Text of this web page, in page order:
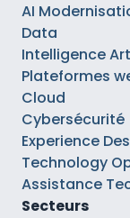
AI
Data
Intelligence
Plateformes
Cloud
Cybersécurité
Experience
Technology
Assistance
Secteurs